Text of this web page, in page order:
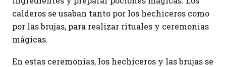
calderos se usaban tanto por los hechiceros como
por las brujas, para realizar rituales y ceremonias
mágicas.
En estas ceremonias, los hechiceros y las brujas se